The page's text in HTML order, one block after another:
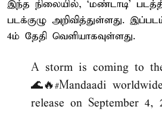
இந்த நிலையில், ‘மண்டாடி’
படக்குழு அறிவித்துள்ளது.
4ம் தேதி வெளியாகவுள்ளது.
A storm is coming to
🌊🔥#Mandaadi
release on September 4,